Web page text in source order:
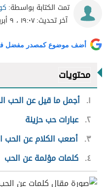
تمت الكتابة بواسطة:
آخر تحديث:١٩:٠٧ ، ٩ أبريل ٢٠١٩
أضف موضوع كمصدر مفضل
محتويات
١ أجمل ما قيل عن الحب
٢ عبارات حب حزينة
٣ أصعب الكلام عن الحب
٤ كلمات مؤلمة عن الحب